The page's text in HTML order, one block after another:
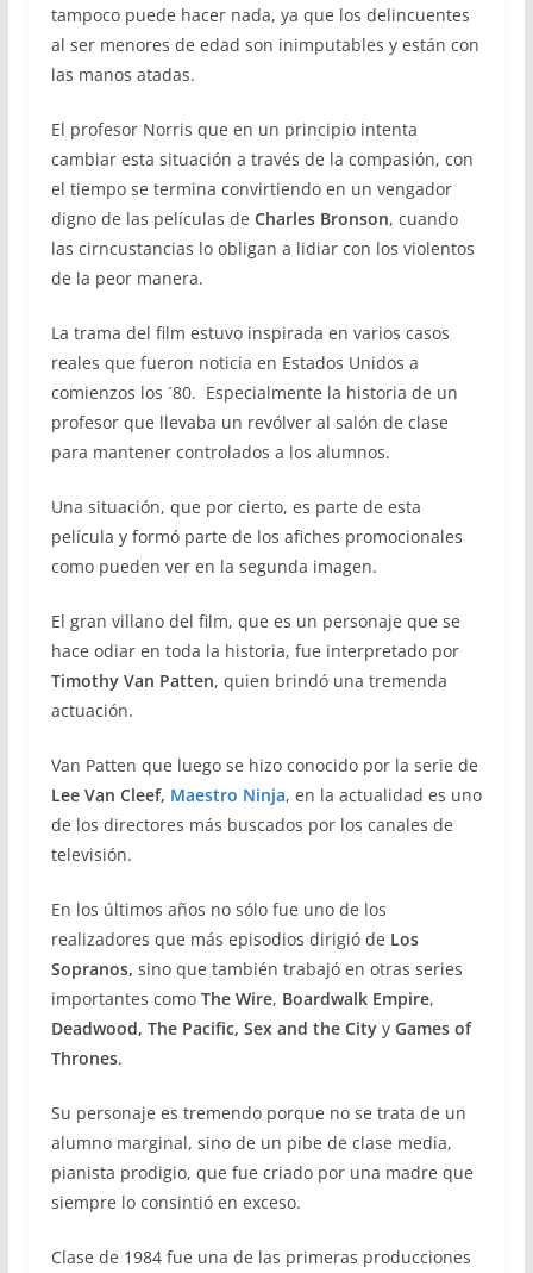
tampoco puede hacer nada, ya que los delincuentes
al ser menores de edad son inimputables y están con
las manos atadas.
El profesor Norris que en un principio intenta
cambiar esta situación a través de la compasión, con
el tiempo se termina convirtiendo en un vengador
digno de las películas de Charles Bronson, cuando
las cirncustancias lo obligan a lidiar con los violentos
de la peor manera.
La trama del film estuvo inspirada en varios casos
reales que fueron noticia en Estados Unidos a
comienzos los ´80. Especialmente la historia de un
profesor que llevaba un revólver al salón de clase
para mantener controlados a los alumnos.
Una situación, que por cierto, es parte de esta
película y formó parte de los afiches promocionales
como pueden ver en la segunda imagen.
El gran villano del film, que es un personaje que se
hace odiar en toda la historia, fue interpretado por
Timothy Van Patten, quien brindó una tremenda
actuación.
Van Patten que luego se hizo conocido por la serie de
Lee Van Cleef, Maestro Ninja, en la actualidad es uno
de los directores más buscados por los canales de
televisión.
En los últimos años no sólo fue uno de los
realizadores que más episodios dirigió de Los
Sopranos, sino que también trabajó en otras series
importantes como The Wire, Boardwalk Empire,
Deadwood, The Pacific, Sex and the CityyGames of
Thrones.
Su personaje es tremendo porque no se trata de un
alumno marginal, sino de un pibe de clase media,
pianista prodigio, que fue criado por una madre que
siempre lo consintió en exceso.
Clase de 1984 fue una de las primeras producciones